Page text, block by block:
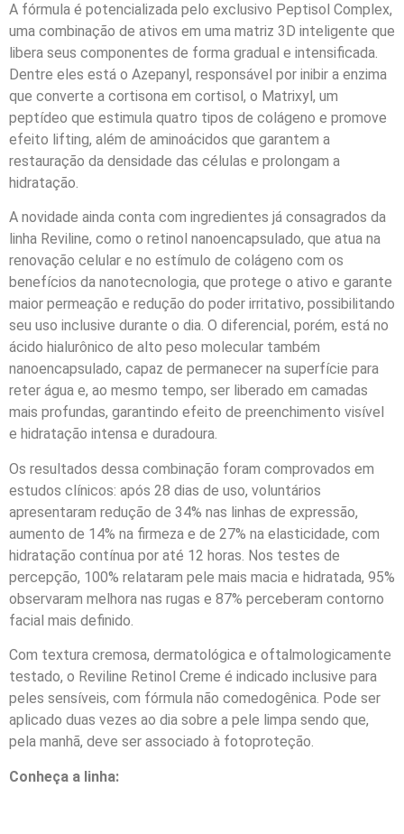
A fórmula é potencializada pelo exclusivo Peptisol Complex,
uma combinação de ativos em uma matriz 3D inteligente que
libera seus componentes de forma gradual e intensificada.
Dentre eles está o Azepanyl, responsável por inibir a enzima
que converte a cortisona em cortisol, o Matrixyl, um
peptídeo que estimula quatro tipos de colágeno e promove
efeito lifting, além de aminoácidos que garantem a
restauração da densidade das células e prolongam a
hidratação.
A novidade ainda conta com ingredientes já consagrados da
linha Reviline, como o retinol nanoencapsulado, que atua na
renovação celular e no estímulo de colágeno com os
benefícios da nanotecnologia, que protege o ativo e garante
maior permeação e redução do poder irritativo, possibilitando
seu uso inclusive durante o dia. O diferencial, porém, está no
ácido hialurônico de alto peso molecular também
nanoencapsulado, capaz de permanecer na superfície para
reter água e, ao mesmo tempo, ser liberado em camadas
mais profundas, garantindo efeito de preenchimento visível
e hidratação intensa e duradoura.
Os resultados dessa combinação foram comprovados em
estudos clínicos: após 28 dias de uso, voluntários
apresentaram redução de 34% nas linhas de expressão,
aumento de 14% na firmeza e de 27% na elasticidade, com
hidratação contínua por até 12 horas. Nos testes de
percepção, 100% relataram pele mais macia e hidratada, 95%
observaram melhora nas rugas e 87% perceberam contorno
facial mais definido.
Com textura cremosa, dermatológica e oftalmologicamente
testado, o Reviline Retinol Creme é indicado inclusive para
peles sensíveis, com fórmula não comedogênica. Pode ser
aplicado duas vezes ao dia sobre a pele limpa sendo que,
pela manhã, deve ser associado à fotoproteção.
Conheça a linha: